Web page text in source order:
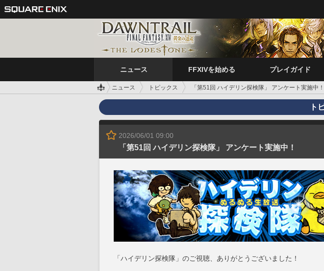
ニュース FFXIVを始める プレイガイド
ニュース トピックス 「第51回 ハイデリン探検隊」 アンケート実施中！
ト
2026/06/01 09:00
「第51回 ハイデリン探検隊」 アンケート実施中！
「ハイデリン探検隊」のご視聴、ありがとうございました！